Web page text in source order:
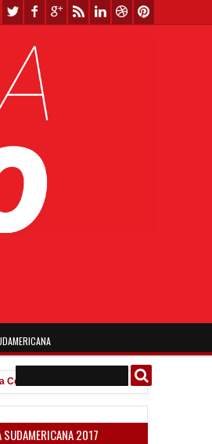
Argentina Goleada histórica de la
SUDAMERICANA 2017